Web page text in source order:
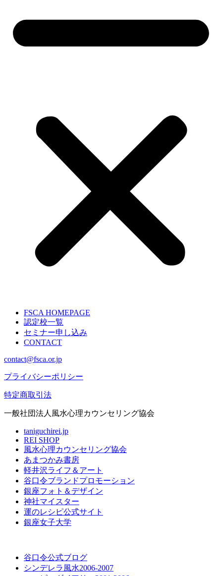
FSCA HOMEPAGE
認定校一覧
セミナー申し込み
CONTACT
contact@fsca.or.jp
プライバシーポリシー
特定商取引法
一般社団法人風水心理カウンセリング協会
taniguchirei.jp
REI SHOP
風水心理カウンセリング協会
あまつかみ書房
軽井沢ライフ＆アート
谷口令ブランドプロモーション
銀座フォト＆デザイン
神社マイスター
運のレシピ公式サイト
銀座女子大学
谷口令公式ブログ
シンデレラ風水2006-2007